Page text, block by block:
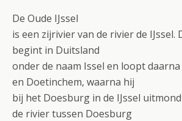
De Oude IJssel
is een zijrivier van de rivier de IJssel.
begint in Duitsland
onder de naam Issel en loopt
en Doetinchem, waarna hij
bij het Doesburg in de IJssel
de rivier tussen Doesburg